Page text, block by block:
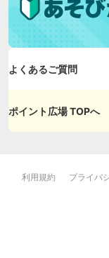
よくあるご質問
ポイント広場 TOPへ
利用規約 プライバ